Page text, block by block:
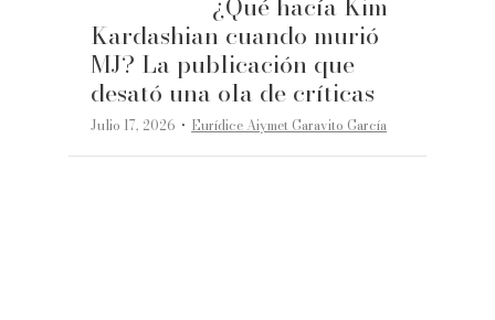
Kardashian cuando murió
MJ? La publicación que
desató una ola de críticas
Julio 17, 2026 ·Eurídice Aiymet Garavito García